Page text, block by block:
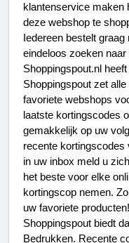
klantenservice maken
deze webshop te
Iedereen bestelt
Shoppingspout.nl
Shoppingspout zet
favoriete webshops
laatste kortingscodes
gemakkelijk op uw
recente kortingscodes
in uw inbox meld u
het beste voor elke
kortingscop nemen.
uw favoriete
Shoppingspout biedt
Bedrukken. Recente